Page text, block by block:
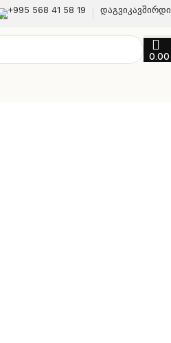
+995 568 41 58 19
0.00